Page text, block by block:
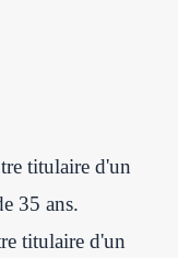
titulaire d'un
35 ans.
titulaire d'un